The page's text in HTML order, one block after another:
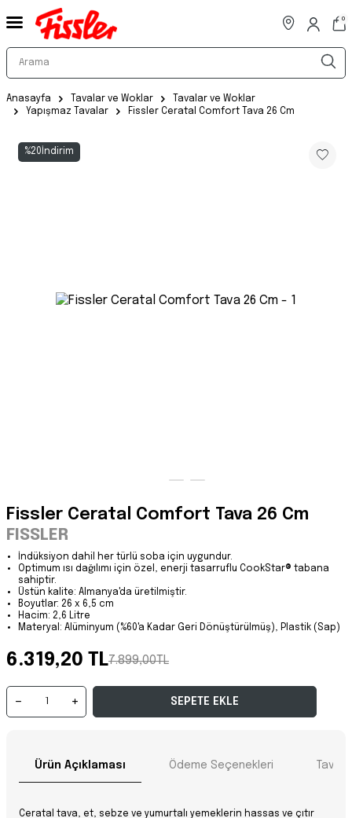
0
Anasayfa Tavalar ve Woklar
Tavalar ve Woklar
Yapışmaz Tavalar
Fissler Ceratal Comfort Tava 26 Cm
%20İndirim
Fissler Ceratal Comfort Tava 26 Cm
FISSLER
İndüksiyon dahil her türlü soba için uygundur.
Optimum ısı dağılımı için özel, enerji tasarruflu CookStar® tabana
sahiptir.
Üstün kalite: Almanya'da üretilmiştir.
Boyutlar: 26 x 6,5 cm
Hacim: 2,6 Litre
Materyal: Alüminyum (%60'a Kadar Geri Dönüştürülmüş), Plastik (Sap)
6.319,20 TL7.899,00TL
SEPETE EKLE
Ürün Açıklaması Ödeme Seçenekleri
Ceratal tava, et, sebze ve yumurtalı yemeklerin hassas ve çıtır